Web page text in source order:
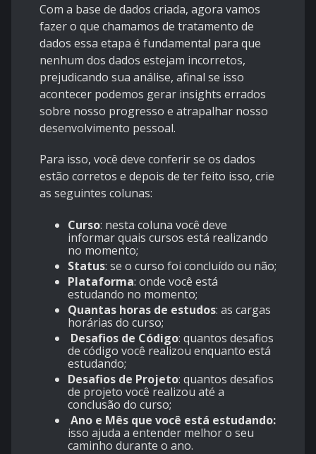
Com a base de dados criada, agora vamos
fazer o que chamamos de tratamento de
dados essa etapa é fundamental para que
nenhum dos dados estejam incorretos,
prejudicando sua análise, afinal se isso
acontecer podemos gerar insights errados
sobre nosso progresso e atrapalhar nosso
desenvolvimento pessoal.
Para isso, você deve conferir se os dados
estão corretos e depois de ter feito isso, crie
as seguintes colunas:
Curso: nesta coluna você deve
informar quais cursos está realizando
no momento;
Status: se o curso foi concluído ou não;
Plataforma: onde você está
estudando no momento;
Quantas horas de estudos: as cargas
horárias do curso;
Desafios de Código: quantos desafios
de código você realizou enquanto está
estudando;
Desafios de Projeto: quantos desafios
de projeto você realizou até a
conclusão do curso;
Ano e Mês que você está estudando:
isso ajuda a entender melhor o seu
caminho durante o ano.